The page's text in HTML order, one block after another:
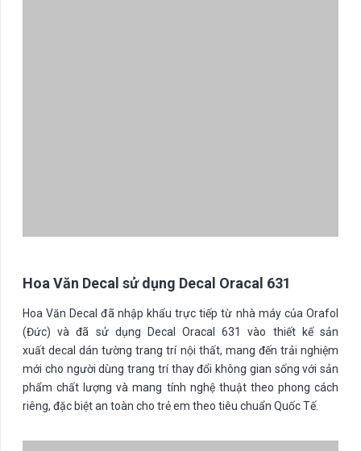
Hoa Văn Decal sử dụng Decal Oracal 631
Hoa Văn Decal đã nhập khẩu trực tiếp từ nhà máy của Orafol
(Đức) và đã sử dụng Decal Oracal 631 vào thiết kế sản
xuất decal dán tường trang trí nội thất, mang đến trải nghiệm
mới cho người dùng trang trí thay đổi không gian sống với sản
phẩm chất lượng và mang tính nghệ thuật theo phong cách
riêng, đặc biệt an toàn cho trẻ em theo tiêu chuẩn Quốc Tế.